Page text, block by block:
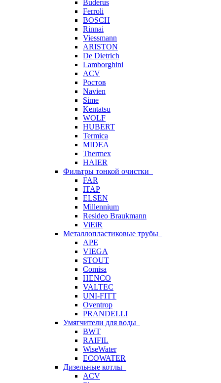
Buderus
Ferroli
BOSCH
Rinnai
Viessmann
ARISTON
De Dietrich
Lamborghini
ACV
Ростов
Navien
Sime
Kentatsu
WOLF
HUBERT
Termica
MIDEA
Thermex
HAIER
Фильтры тонкой очистки
FAR
ITAP
ELSEN
Millennium
Resideo Braukmann
ViEiR
Металлопластиковые трубы
APE
VIEGA
STOUT
Comisa
HENCO
VALTEC
UNI-FITT
Oventrop
PRANDELLI
Умягчители для воды
BWT
RAIFIL
WiseWater
ECOWATER
Дизельные котлы
ACV